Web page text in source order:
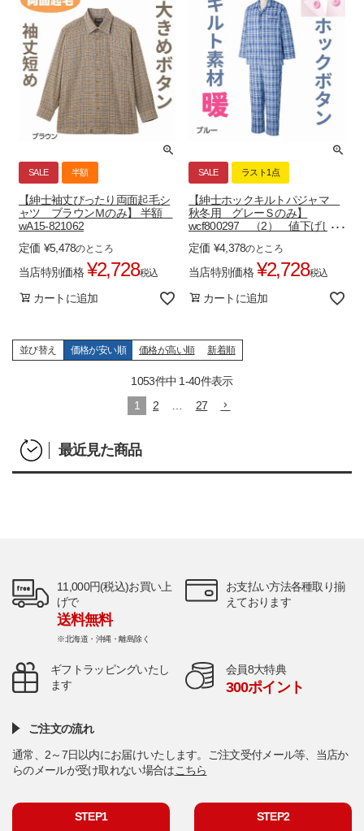
SALE 半額
【紳士袖丈ぴったり両面起毛シ
ャツ ブラウンＭのみ】 半額
wA15-821062
定価 ¥5,478のところ
当店特別価格 ¥2,728税込
カートに追加
SALE ラスト1点
【紳士ホックキルトパジャマ
秋冬用 グレーＳのみ】
wcf800297 （2） 値下げしま
定価 ¥4,378のところ
当店特別価格 ¥2,728税込
カートに追加
並び替え 価格が安い順 価格が高い順 新着順
1053件中 1-40件表示
1
2 … 27
最近見た商品
11,000円(税込)お買い上
げで
送料無料
※北海道・沖縄・離島除く
お支払い方法各種取り揃
えております
ギフトラッピングいたし
ます
会員8大特典
300ポイント
ご注文の流れ
通常、2～7日以内にお届けいたします。ご注文受付メール等、当店か
らのメールが受け取れない場合はこちら
STEP1 STEP2